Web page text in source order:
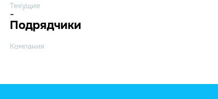
Текущие
-
Подрядчики
Компания